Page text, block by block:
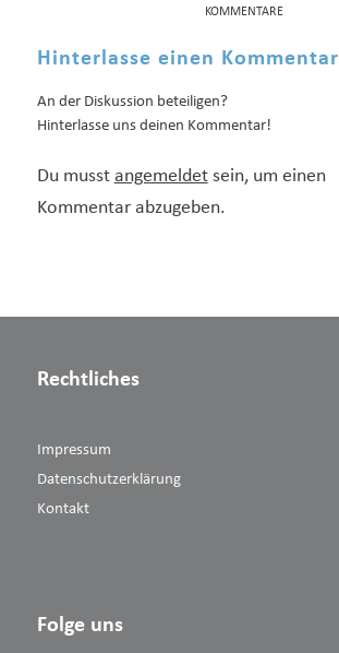
KOMMENTARE
Hinterlasse einen Kommentar
An der Diskussion beteiligen?
Hinterlasse uns deinen Kommentar!
Du musst angemeldetsein, um einen
Kommentar abzugeben.
Rechtliches
Impressum
Datenschutzerklärung
Kontakt
Folge uns